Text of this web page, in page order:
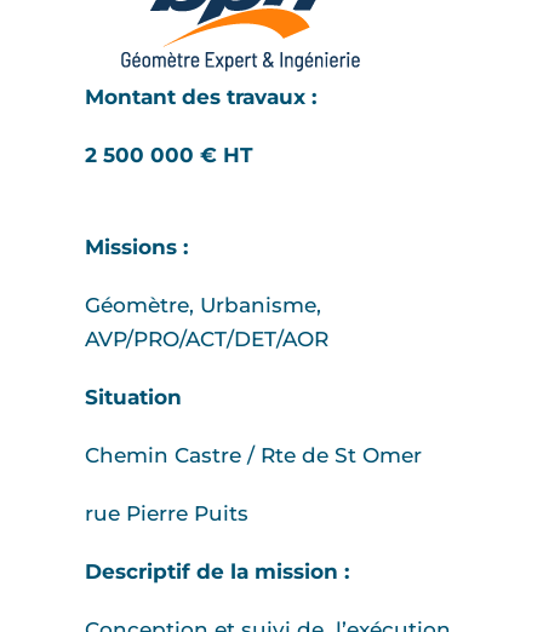
Montant des travaux :
2 500 000 € HT
Missions :
Géomètre, Urbanisme,
AVP/PRO/ACT/DET/AOR
Situation
Chemin Castre / Rte de St Omer
rue Pierre Puits
Descriptif de la mission :